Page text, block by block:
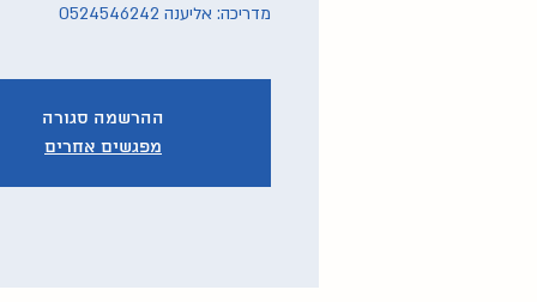
מדריכה: אליענה 0524546242
ההרשמה סגורה
מפגשים אחרים